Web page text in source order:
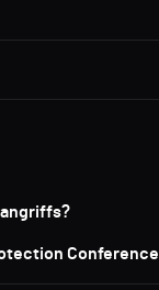
Conference